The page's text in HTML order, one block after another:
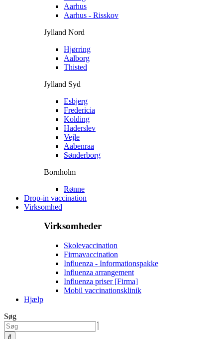
Aarhus
Aarhus - Risskov
Jylland Nord
Hjørring
Aalborg
Thisted
Jylland Syd
Esbjerg
Fredericia
Kolding
Haderslev
Vejle
Aabenraa
Sønderborg
Bornholm
Rønne
Drop-in vaccination
Virksomhed
Virksomheder
Skolevaccination
Firmavaccination
Influenza - Informationspakke
Influenza arrangement
Influenza priser [Firma]
Mobil vaccinationsklinik
Hjælp
Søg